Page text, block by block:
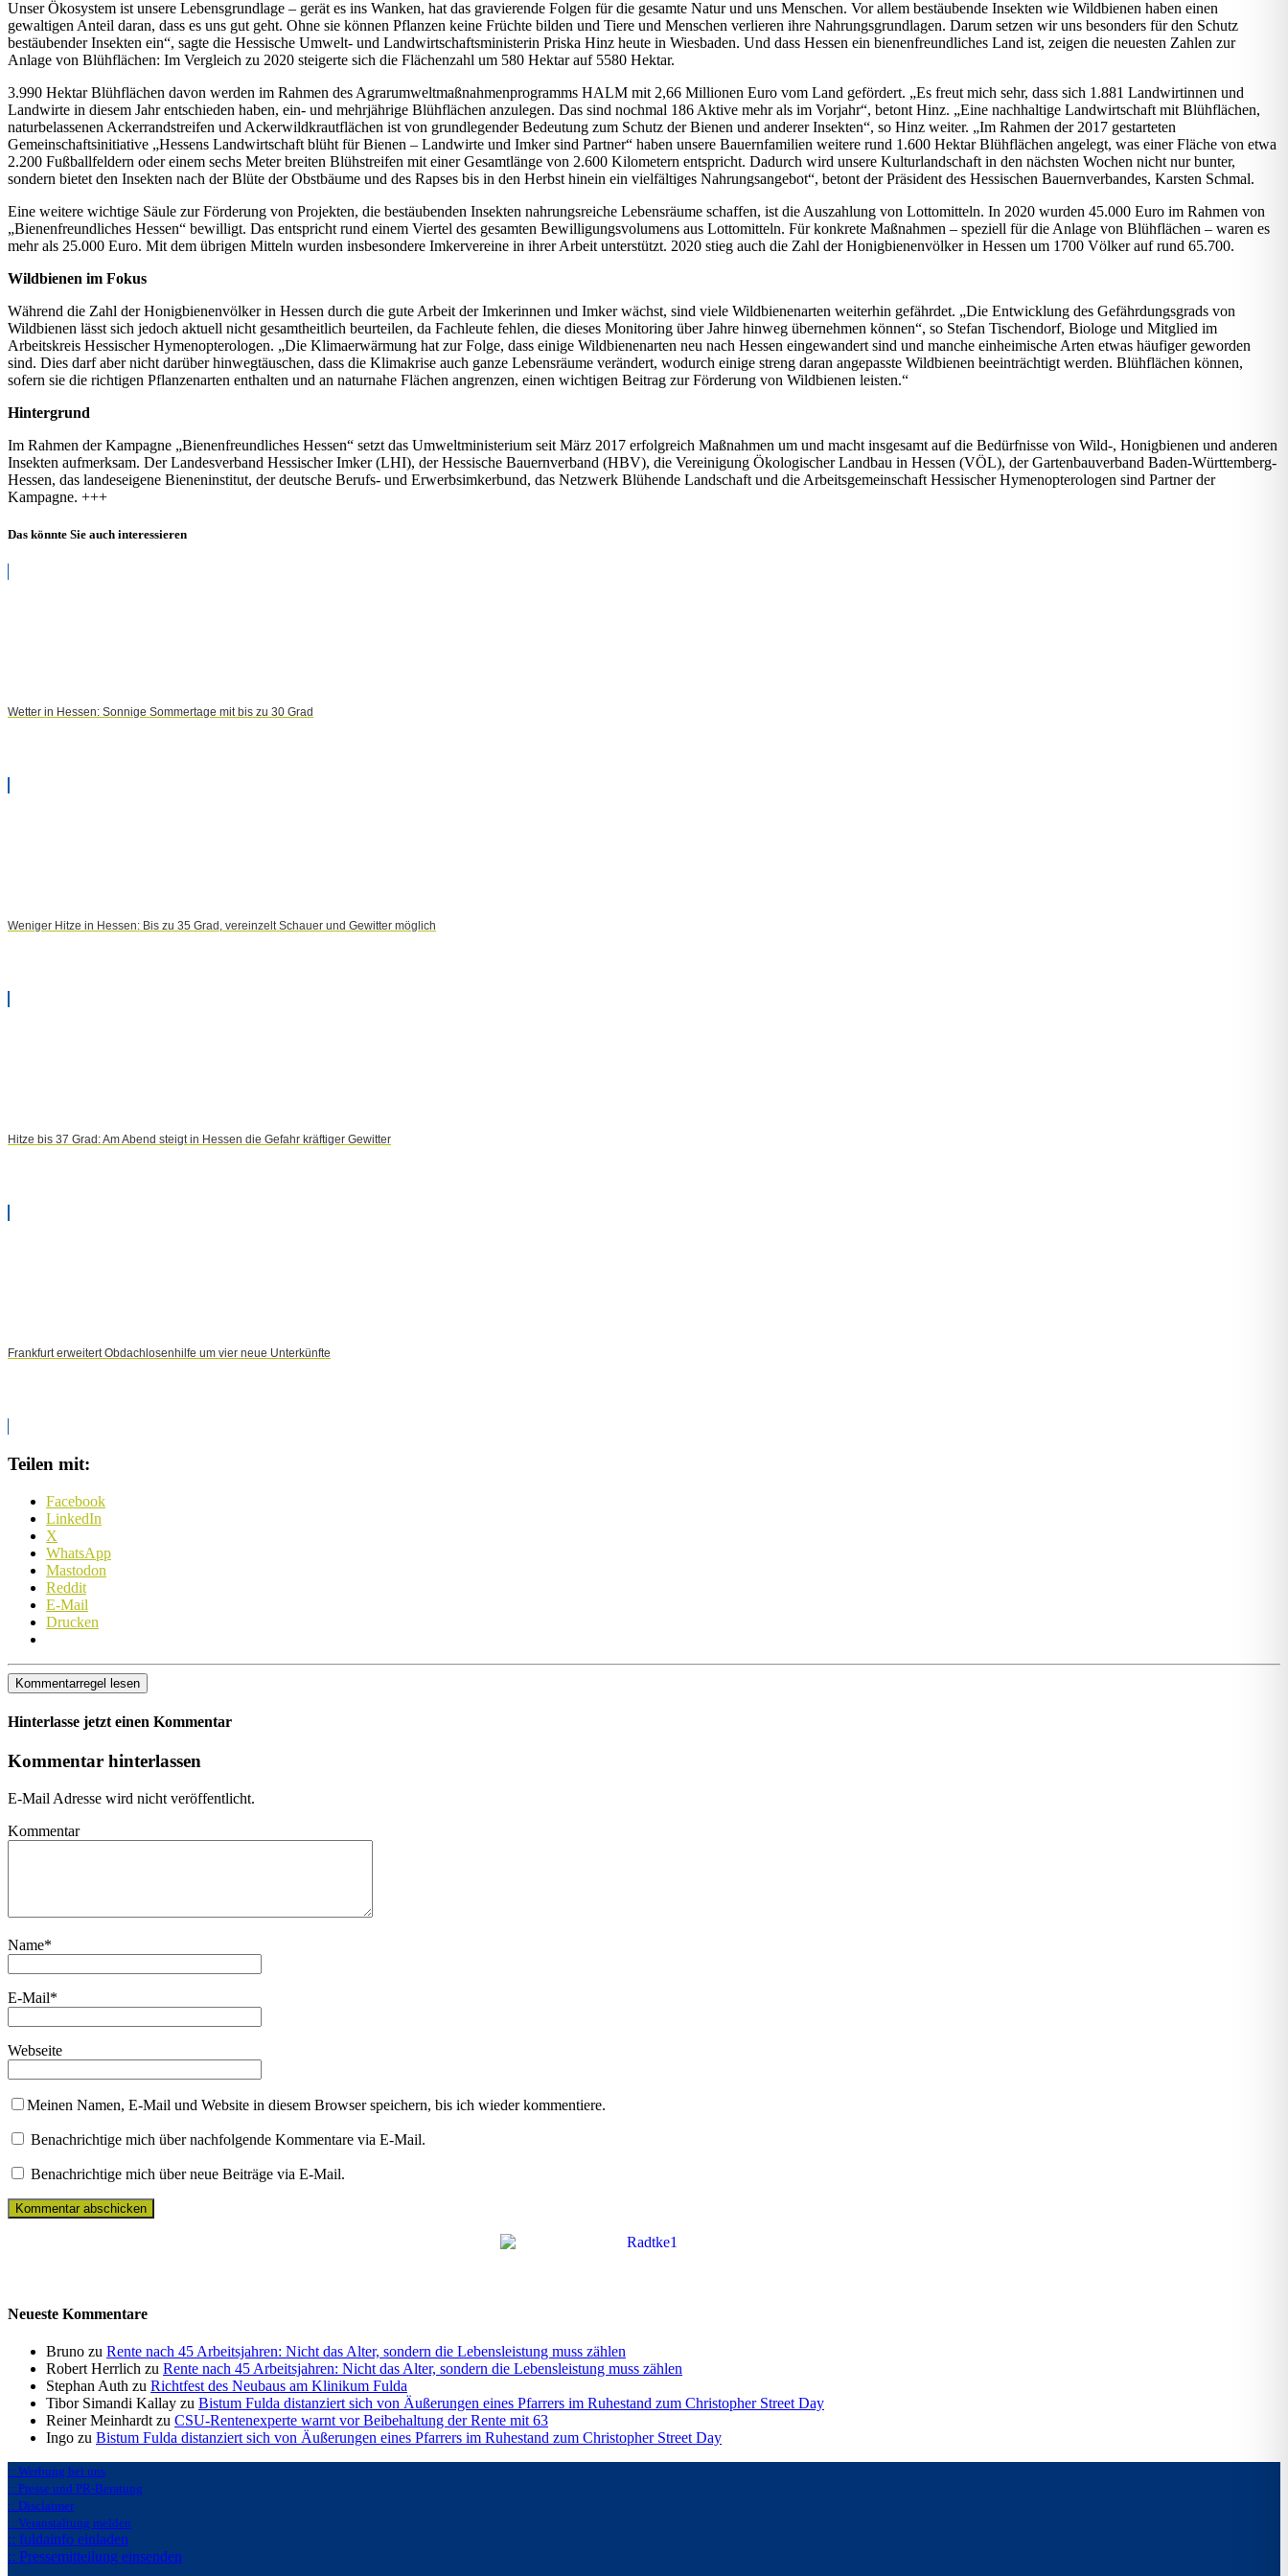
Unser Ökosystem ist unsere Lebensgrundlage – gerät es ins Wanken, hat das gravierende Folgen für die gesamte Natur und uns Menschen. Vor allem bestäubende Insekten wie Wildbienen haben einen
gewaltigen Anteil daran, dass es uns gut geht. Ohne sie können Pflanzen keine Früchte bilden und Tiere und Menschen verlieren ihre Nahrungsgrundlagen. Darum setzen wir uns besonders für den Schutz
bestäubender Insekten ein“, sagte die Hessische Umwelt- und Landwirtschaftsministerin Priska Hinz heute in Wiesbaden. Und dass Hessen ein bienenfreundliches Land ist, zeigen die neuesten Zahlen zur
Anlage von Blühflächen: Im Vergleich zu 2020 steigerte sich die Flächenzahl um 580 Hektar auf 5580 Hektar.
3.990 Hektar Blühflächen davon werden im Rahmen des Agrarumweltmaßnahmenprogramms HALM mit 2,66 Millionen Euro vom Land gefördert. „Es freut mich sehr, dass sich 1.881 Landwirtinnen und
Landwirte in diesem Jahr entschieden haben, ein- und mehrjährige Blühflächen anzulegen. Das sind nochmal 186 Aktive mehr als im Vorjahr“, betont Hinz. „Eine nachhaltige Landwirtschaft mit Blühflächen,
naturbelassenen Ackerrandstreifen und Ackerwildkrautflächen ist von grundlegender Bedeutung zum Schutz der Bienen und anderer Insekten“, so Hinz weiter. „Im Rahmen der 2017 gestarteten
Gemeinschaftsinitiative „Hessens Landwirtschaft blüht für Bienen – Landwirte und Imker sind Partner“ haben unsere Bauernfamilien weitere rund 1.600 Hektar Blühflächen angelegt, was einer Fläche von etwa
2.200 Fußballfeldern oder einem sechs Meter breiten Blühstreifen mit einer Gesamtlänge von 2.600 Kilometern entspricht. Dadurch wird unsere Kulturlandschaft in den nächsten Wochen nicht nur bunter,
sondern bietet den Insekten nach der Blüte der Obstbäume und des Rapses bis in den Herbst hinein ein vielfältiges Nahrungsangebot“, betont der Präsident des Hessischen Bauernverbandes, Karsten Schmal.
Eine weitere wichtige Säule zur Förderung von Projekten, die bestäubenden Insekten nahrungsreiche Lebensräume schaffen, ist die Auszahlung von Lottomitteln. In 2020 wurden 45.000 Euro im Rahmen von
„Bienenfreundliches Hessen“ bewilligt. Das entspricht rund einem Viertel des gesamten Bewilligungsvolumens aus Lottomitteln. Für konkrete Maßnahmen – speziell für die Anlage von Blühflächen – waren es
mehr als 25.000 Euro. Mit dem übrigen Mitteln wurden insbesondere Imkervereine in ihrer Arbeit unterstützt. 2020 stieg auch die Zahl der Honigbienenvölker in Hessen um 1700 Völker auf rund 65.700.
Wildbienen im Fokus
Während die Zahl der Honigbienenvölker in Hessen durch die gute Arbeit der Imkerinnen und Imker wächst, sind viele Wildbienenarten weiterhin gefährdet. „Die Entwicklung des Gefährdungsgrads von
Wildbienen lässt sich jedoch aktuell nicht gesamtheitlich beurteilen, da Fachleute fehlen, die dieses Monitoring über Jahre hinweg übernehmen können“, so Stefan Tischendorf, Biologe und Mitglied im
Arbeitskreis Hessischer Hymenopterologen. „Die Klimaerwärmung hat zur Folge, dass einige Wildbienenarten neu nach Hessen eingewandert sind und manche einheimische Arten etwas häufiger geworden
sind. Dies darf aber nicht darüber hinwegtäuschen, dass die Klimakrise auch ganze Lebensräume verändert, wodurch einige streng daran angepasste Wildbienen beeinträchtigt werden. Blühflächen können,
sofern sie die richtigen Pflanzenarten enthalten und an naturnahe Flächen angrenzen, einen wichtigen Beitrag zur Förderung von Wildbienen leisten.“
Hintergrund
Im Rahmen der Kampagne „Bienenfreundliches Hessen“ setzt das Umweltministerium seit März 2017 erfolgreich Maßnahmen um und macht insgesamt auf die Bedürfnisse von Wild-, Honigbienen und anderen
Insekten aufmerksam. Der Landesverband Hessischer Imker (LHI), der Hessische Bauernverband (HBV), die Vereinigung Ökologischer Landbau in Hessen (VÖL), der Gartenbauverband Baden-Württemberg-
Hessen, das landeseigene Bieneninstitut, der deutsche Berufs- und Erwerbsimkerbund, das Netzwerk Blühende Landschaft und die Arbeitsgemeinschaft Hessischer Hymenopterologen sind Partner der
Kampagne. +++
Das könnte Sie auch interessieren
Wetter in Hessen: Sonnige Sommertage mit bis zu 30 Grad
Weniger Hitze in Hessen: Bis zu 35 Grad, vereinzelt Schauer und Gewitter möglich
Hitze bis 37 Grad: Am Abend steigt in Hessen die Gefahr kräftiger Gewitter
Frankfurt erweitert Obdachlosenhilfe um vier neue Unterkünfte
Teilen mit:
Facebook
LinkedIn
X
WhatsApp
Mastodon
Reddit
E-Mail
Drucken
Kommentarregel lesen
Hinterlasse jetzt einen Kommentar
Kommentar hinterlassen
E-Mail Adresse wird nicht veröffentlicht.
Kommentar
Name*
E-Mail*
Webseite
Meinen Namen, E-Mail und Website in diesem Browser speichern, bis ich wieder kommentiere.
Benachrichtige mich über nachfolgende Kommentare via E-Mail.
Benachrichtige mich über neue Beiträge via E-Mail.
Neueste Kommentare
Bruno zu Rente nach 45 Arbeitsjahren: Nicht das Alter, sondern die Lebensleistung muss zählen
Robert Herrlich zu Rente nach 45 Arbeitsjahren: Nicht das Alter, sondern die Lebensleistung muss zählen
Stephan Auth zu Richtfest des Neubaus am Klinikum Fulda
Tibor Simandi Kallay zu Bistum Fulda distanziert sich von Äußerungen eines Pfarrers im Ruhestand zum Christopher Street Day
Reiner Meinhardt zu CSU-Rentenexperte warnt vor Beibehaltung der Rente mit 63
Ingo zu Bistum Fulda distanziert sich von Äußerungen eines Pfarrers im Ruhestand zum Christopher Street Day
:: Werbung bei uns
:: Presse und PR-Beratung
:: Disclaimer
:: Veranstaltung melden
:: fuldainfo einladen
:: Pressemitteilung einsenden